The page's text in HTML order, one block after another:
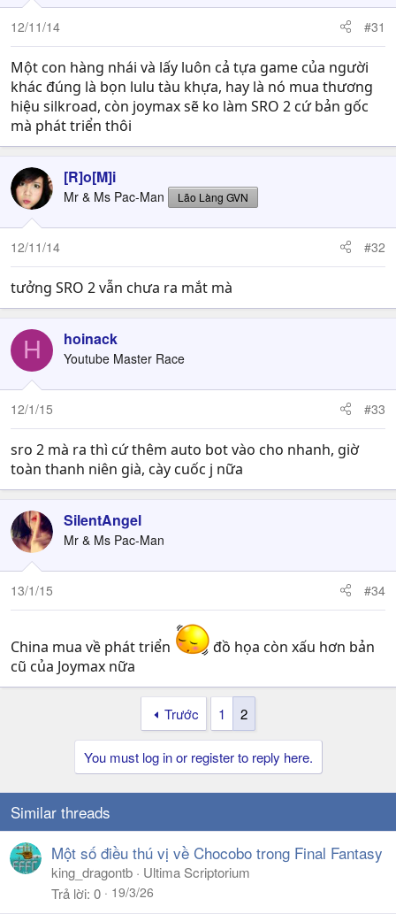
12/11/14 #31
Một con hàng nhái và lấy luôn cả tựa game của người
khác đúng là bọn lulu tàu khựa, hay là nó mua thương
hiệu silkroad, còn joymax sẽ ko làm SRO 2 cứ bản gốc
mà phát triển thôi
[R]o[M]i
Mr & Ms Pac-Man Lão Làng GVN
12/11/14 #32
tưởng SRO 2 vẫn chưa ra mắt mà
H hoinack
Youtube Master Race
12/1/15 #33
sro 2 mà ra thì cứ thêm auto bot vào cho nhanh, giờ
toàn thanh niên già, cày cuốc j nữa
SilentAngel
Mr & Ms Pac-Man
13/1/15 #34
China mua về phát triển
đồ họa còn xấu hơn bản
cũ của Joymax nữa
Trước 1 2
You must log in or register to reply here.
Similar threads
Một số điều thú vị về Chocobo trong Final Fantasy
king_dragontb
Ultima Scriptorium
Trả lời 0 19/3/26